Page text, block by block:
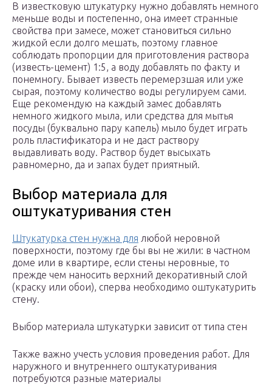
В известковую штукатурку нужно добавлять немного
меньше воды и постепенно, она имеет странные
свойства при замесе, может становиться сильно
жидкой если долго мешать, поэтому главное
соблюдать пропорции для приготовления раствора
(известь-цемент) 1:5, а воду добавлять по факту и
понемногу. Бывает известь перемерзшая или уже
сырая, поэтому количество воды регулируем сами.
Еще рекомендую на каждый замес добавлять
немного жидкого мыла, или средства для мытья
посуды (буквально пару капель) мыло будет играть
роль пластификатора и не даст раствору
выдавливать воду. Раствор будет высыхать
равномерно, да и запах будет приятный.
Выбор материала для
оштукатуривания стен
Штукатурка стен нужна для любой неровной
поверхности, поэтому где бы вы не жили: в частном
доме или в квартире, если стены неровные, то
прежде чем наносить верхний декоративный слой
(краску или обои), сперва необходимо оштукатурить
стену.
Выбор материала штукатурки зависит от типа стен
Также важно учесть условия проведения работ. Для
наружного и внутреннего оштукатуривания
потребуются разные материалы